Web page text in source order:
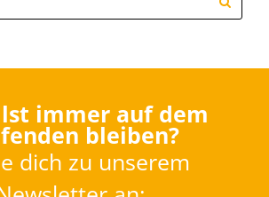
immer auf dem
bleiben?
dich zu unserem